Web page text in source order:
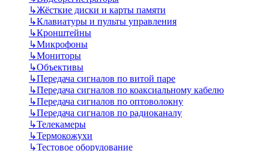
↳Жёсткие диски и карты памяти
↳Клавиатуры и пульты управления
↳Кронштейны
↳Микрофоны
↳Мониторы
↳Объективы
↳Передача сигналов по витой паре
↳Передача сигналов по коаксиальному кабелю
↳Передача сигналов по оптоволокну
↳Передача сигналов по радиоканалу
↳Телекамеры
↳Термокожухи
↳Тестовое оборудование